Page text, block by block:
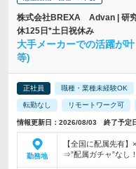
株式会社BREXA Advan | 研
休125日*土日祝休み
大手メーカーでの活躍が
等)
正社員 職種・業種未経験OK
転勤なし リモートワーク可
情報更新日：2026/08/03 終了予定
勤務地
【全国に配属先有
⇒”配属ガチャ”なし